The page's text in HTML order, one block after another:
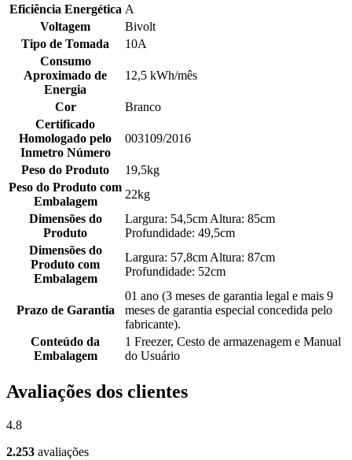
Eficiência Energética A
Voltagem
Bivolt
Tipo de Tomada
10A
Consumo
Aproximado de
Energia
12,5 kWh/mês
Cor
Branco
Certificado
Homologado pelo
Inmetro Número
003109/2016
Peso do Produto
19,5kg
Peso do Produto com
Embalagem
22kg
Dimensões do
Produto
Largura: 54,5cm Altura: 85cm
Profundidade: 49,5cm
Dimensões do
Produto com
Embalagem
Largura: 57,8cm Altura: 87cm
Profundidade: 52cm
Prazo de Garantia
01 ano (3 meses de garantia legal e mais 9
meses de garantia especial concedida pelo
fabricante).
Conteúdo da
Embalagem
1 Freezer, Cesto de armazenagem e Manual
do Usuário
Avaliações dos clientes
4.8
2.253 avaliações